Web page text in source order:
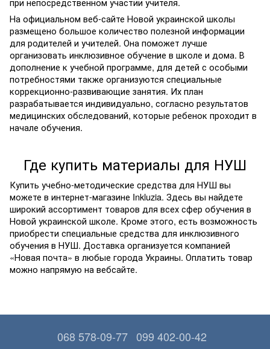
На официальном веб-сайте Новой украинской школы
размещено большое количество полезной информации
для родителей и учителей. Она поможет лучше
организовать инклюзивное обучение в школе и дома. В
дополнение к учебной программе, для детей с особыми
потребностями также организуются специальные
коррекционно-развивающие занятия. Их план
разрабатывается индивидуально, согласно результатов
медицинских обследований, которые ребенок проходит в
начале обучения.
Где купить материалы для НУШ
Купить учебно-методические средства для НУШ вы
можете в интернет-магазине Inkluzia. Здесь вы найдете
широкий ассортимент товаров для всех сфер обучения в
Новой украинской школе. Кроме этого, есть возможность
приобрести специальные средства для инклюзивного
обучения в НУШ. Доставка организуется компанией
«Новая почта» в любые города Украины. Оплатить товар
можно напрямую на вебсайте.
068 578-09-77 099 402-00-42